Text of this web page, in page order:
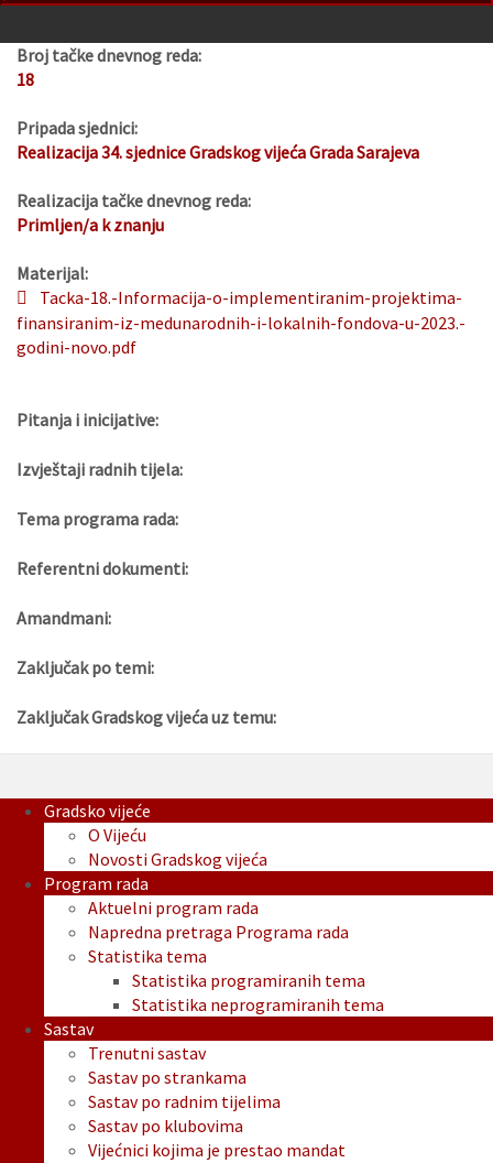
Broj tačke dnevnog reda:
18
Pripada sjednici:
Realizacija 34. sjednice Gradskog vijeća Grada Sarajeva
Realizacija tačke dnevnog reda:
Primljen/a k znanju
Materijal:
Tacka-18.-Informacija-o-implementiranim-projektima-
finansiranim-iz-medunarodnih-i-lokalnih-fondova-u-2023.-
godini-novo.pdf
Pitanja i inicijative:
Izvještaji radnih tijela:
Tema programa rada:
Referentni dokumenti:
Amandmani:
Zaključak po temi:
Zaključak Gradskog vijeća uz temu:
Gradsko vijeće
O Vijeću
Novosti Gradskog vijeća
Program rada
Aktuelni program rada
Napredna pretraga Programa rada
Statistika tema
Statistika programiranih tema
Statistika neprogramiranih tema
Sastav
Trenutni sastav
Sastav po strankama
Sastav po radnim tijelima
Sastav po klubovima
Vijećnici kojima je prestao mandat